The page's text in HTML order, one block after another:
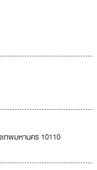
ทพมหานคร 10110